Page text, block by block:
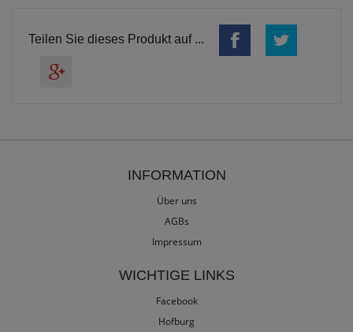
Teilen Sie dieses Produkt auf ...
INFORMATION
Über uns
AGBs
Impressum
WICHTIGE LINKS
Facebook
Hofburg